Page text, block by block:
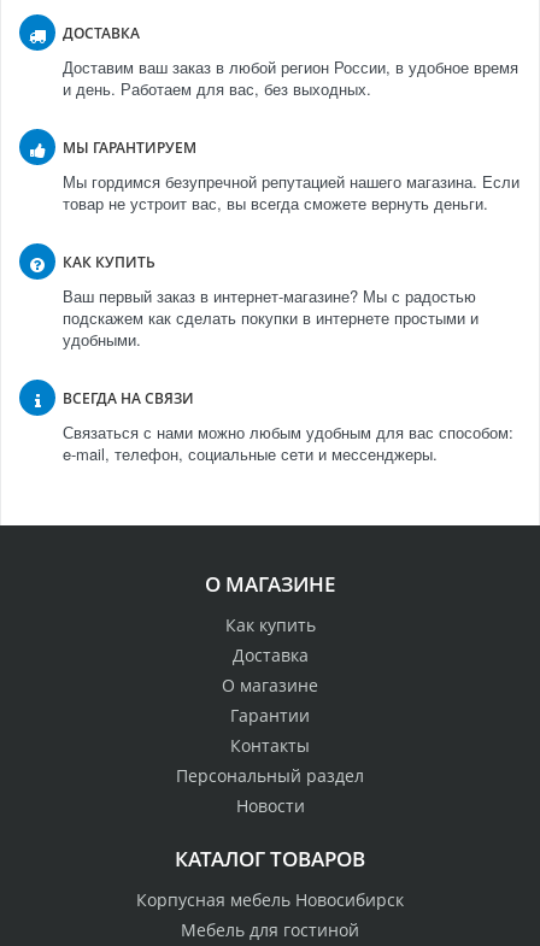
ДОСТАВКА
Доставим ваш заказ в любой регион России, в удобное время
и день. Работаем для вас, без выходных.
МЫ ГАРАНТИРУЕМ
Мы гордимся безупречной репутацией нашего магазина. Если
товар не устроит вас, вы всегда сможете вернуть деньги.
КАК КУПИТЬ
Ваш первый заказ в интернет-магазине? Мы с радостью
подскажем как сделать покупки в интернете простыми и
удобными.
ВСЕГДА НА СВЯЗИ
Связаться с нами можно любым удобным для вас способом:
e-mail, телефон, социальные сети и мессенджеры.
О МАГАЗИНЕ
Как купить
Доставка
О магазине
Гарантии
Контакты
Персональный раздел
Новости
КАТАЛОГ ТОВАРОВ
Корпусная мебель Новосибирск
Мебель для гостиной